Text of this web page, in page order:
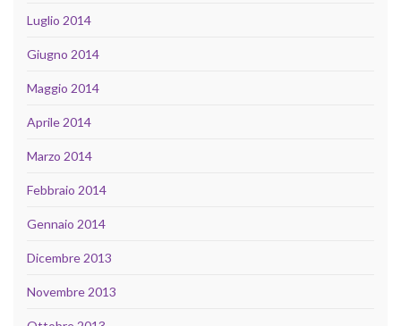
Luglio 2014
Giugno 2014
Maggio 2014
Aprile 2014
Marzo 2014
Febbraio 2014
Gennaio 2014
Dicembre 2013
Novembre 2013